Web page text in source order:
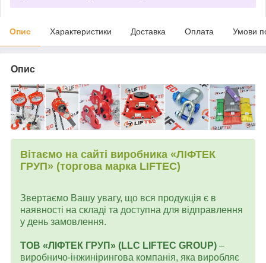
Опис Характеристики Доставка Оплата Умови
Опис
Вітаємо на сайті виробника «ЛІФТЕК
ГРУП» (торгова марка LIFTEC)
Звертаємо Вашу увагу, що вся продукція є в
наявності на складі та доступна для відправлення
у день замовлення.
ТОВ «ЛІФТЕК ГРУП» (LLC LIFTEC GROUP) –
виробничо-інжинірингова компанія, яка виробляє